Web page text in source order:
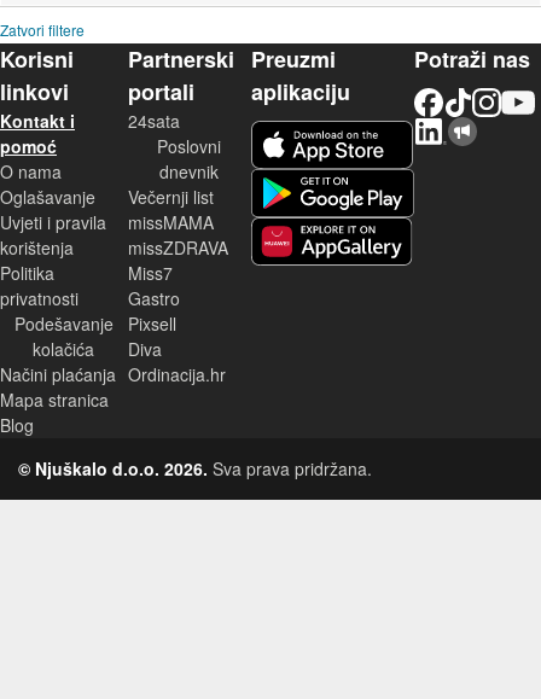
Zatvori filtere
Korisni
linkovi
Kontakt i
pomoć
O nama
Oglašavanje
Uvjeti i pravila
korištenja
Politika
privatnosti
Podešavanje
kolačića
Načini plaćanja
Mapa stranica
Blog
Partnerski
portali
24sata
Poslovni
dnevnik
Večernji list
missMAMA
missZDRAVA
Miss7
Gastro
Pixsell
Diva
Ordinacija.hr
Preuzmi
aplikaciju
Potraži nas
© Njuškalo d.o.o. 2026. Sva prava pridržana.